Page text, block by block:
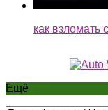
как взломать
Ещё